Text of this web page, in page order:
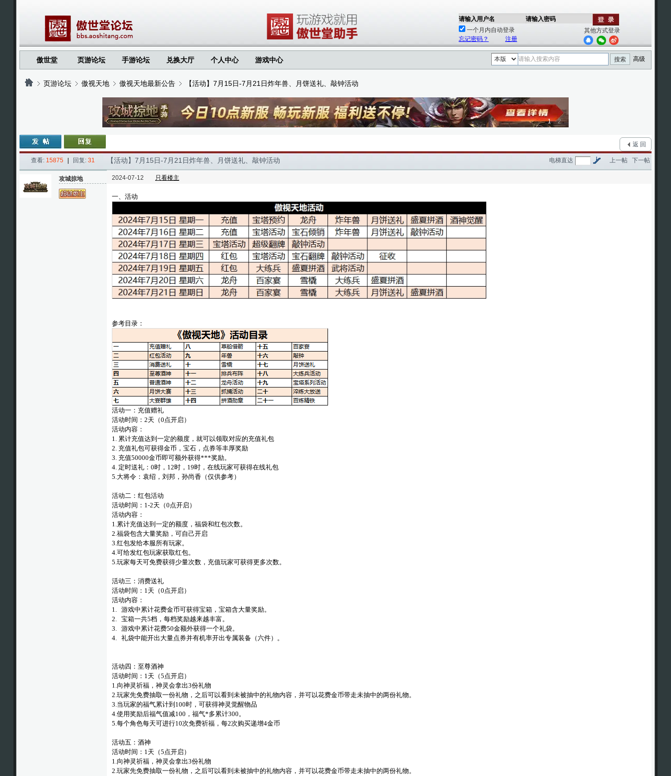
请输入用户名
请输入密码
一个月内自动登录
忘记密码？
注册
其他方式登录
傲世堂 页游论坛 手游论坛 兑换大厅 个人中心 游戏中心 搜索 高级
页游论坛 傲视天地
›
傲视天地最新公告 【活动】7月15日-7月21日炸年兽、月饼送礼、敲钟活动
1 2
返 回
查看: 15875 回复: 31 【活动】7月15日-7月21日炸年兽、月饼送礼、敲钟活动 上一帖 下一帖
电梯直达
攻城掠地 2024-07-12 只看楼主
一、活动
参考目录：
活动一：充值赠礼
活动时间：2天（0点开启）
活动内容：
1. 累计充值达到一定的额度，就可以领取对应的充值礼包
2. 充值礼包可获得金币，宝石，点券等丰厚奖励
3. 充值50000金币即可额外获得***奖励。
4. 定时送礼：0时，12时，19时，在线玩家可获得在线礼包
5.大将令：袁绍，刘邦，孙尚香（仅供参考）
活动二：红包活动
活动时间：1-2天（0点开启）
活动内容：
1.累计充值达到一定的额度，福袋和红包次数。
2.福袋包含大量奖励，可自己开启
3.红包发给本服所有玩家。
4.可给发红包玩家获取红包。
5.玩家每天可免费获得少量次数，充值玩家可获得更多次数。
活动三：消费送礼
活动时间：1天（0点开启）
活动内容：
1. 游戏中累计花费金币可获得宝箱，宝箱含大量奖励。
2. 宝箱一共5档，每档奖励越来越丰富。
3. 游戏中累计花费50金额外获得一个礼袋。
4. 礼袋中能开出大量点券并有机率开出专属装备（六件）。
活动四：至尊酒神
活动时间：1天（5点开启）
1.向神灵祈福，神灵会拿出3份礼物
2.玩家先免费抽取一份礼物，之后可以看到未被抽中的礼物内容，并可以花费金币带走未抽中的两份礼物。
3.当玩家的福气累计到100时，可获得神灵觉醒物品
4.使用奖励后福气值减100，福气*多累计300。
5.每个角色每天可进行10次免费祈福，每2次购买递增4金币
活动五：酒神
活动时间：1天（5点开启）
1.向神灵祈福，神灵会拿出3份礼物
2.玩家先免费抽取一份礼物，之后可以看到未被抽中的礼物内容，并可以花费金币带走未抽中的两份礼物。